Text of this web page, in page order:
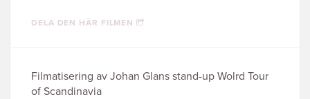
DELA DEN HÄR FILMEN
Filmatisering av Johan Glans stand-up Wolrd Tour
of Scandinavia